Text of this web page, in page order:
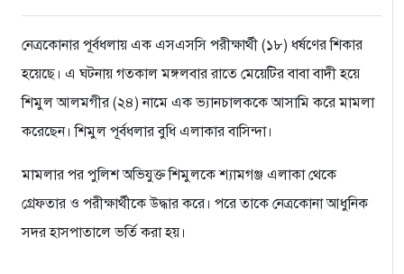
নেত্রকোনার পূর্বধলায় এক এসএসসি পরীক্ষার্থী (১৮) ধর্ষণের শিকার
হয়েছে। এ ঘটনায় গতকাল মঙ্গলবার রাতে মেয়েটির বাবা বাদী হয়ে
শিমুল আলমগীর (২৪) নামে এক ভ্যানচালককে আসামি করে মামলা
করেছেন। শিমুল পূর্বধলার বুধি এলাকার বাসিন্দা।
মামলার পর পুলিশ অভিযুক্ত শিমুলকে শ্যামগঞ্জ এলাকা থেকে
গ্রেফতার ও পরীক্ষার্থীকে উদ্ধার করে। পরে তাকে নেত্রকোনা আধুনিক
সদর হাসপাতালে ভর্তি করা হয়।